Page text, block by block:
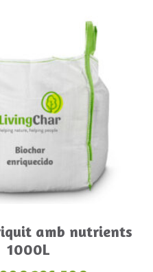
amb nutrients
1000L